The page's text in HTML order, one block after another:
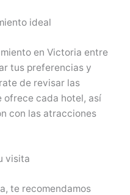
ideal
en Victoria entre
tus preferencias y
de revisar las
ofrece cada hotel, así
con las atracciones
visita
te recomendamos